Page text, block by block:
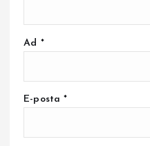
Ad *
E-posta*